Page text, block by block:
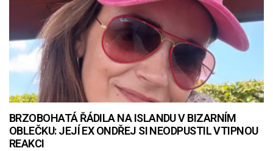
BRZOBOHATÁ ŘÁDILA NA ISLANDU V BIZARNÍM
OBLEČKU: JEJÍ EX ONDŘEJ SI NEODPUSTIL VTIPNOU
REAKCI